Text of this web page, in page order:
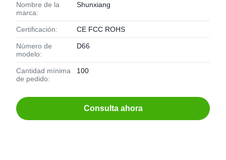
Nombre de la
marca:
Shunxiang
Certificación: CE FCC ROHS
Número de
modelo:
D66
Cantidad mínima
de pedido:
100
Consulta ahora